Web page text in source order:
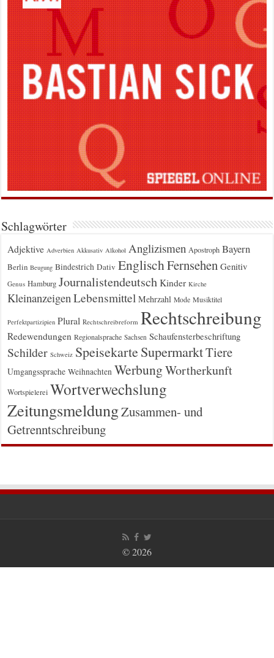
Schlagwörter
Adjektive Adverbien Akkusativ Alkohol Anglizismen Apostroph Bayern
Berlin Beugung Bindestrich Dativ EnglischFernsehen Genitiv
Genus Hamburg Journalistendeutsch Kinder Kirche
KleinanzeigenLebensmittel Mehrzahl Mode Musiktitel
Perfektpartizipien Plural Rechtschreibreform Rechtschreibung
Redewendungen Regionalsprache Sachsen Schaufensterbeschriftung
Schilder Schweiz Speisekarte SupermarktTiere
Umgangssprache Weihnachten WerbungWortherkunft
Wortspielerei Wortverwechslung
ZeitungsmeldungZusammen- und
Getrenntschreibung
© 2026